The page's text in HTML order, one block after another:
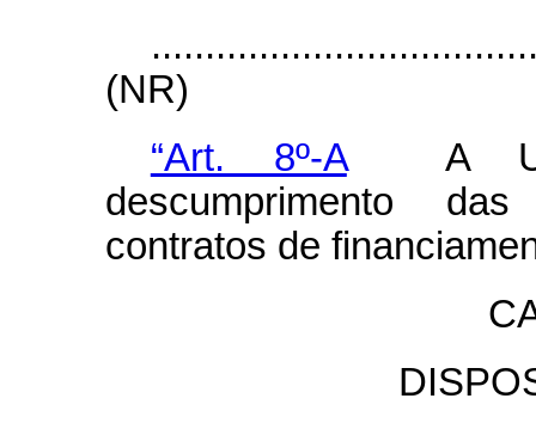
(NR)
“Art. 8º-AA
descumprimento
contratos de